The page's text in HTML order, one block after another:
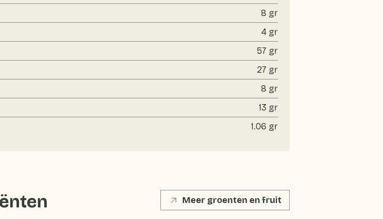
8 gr
4 gr
57 gr
27 gr
8 gr
13 gr
1.06 gr
Meer groenten en fruit